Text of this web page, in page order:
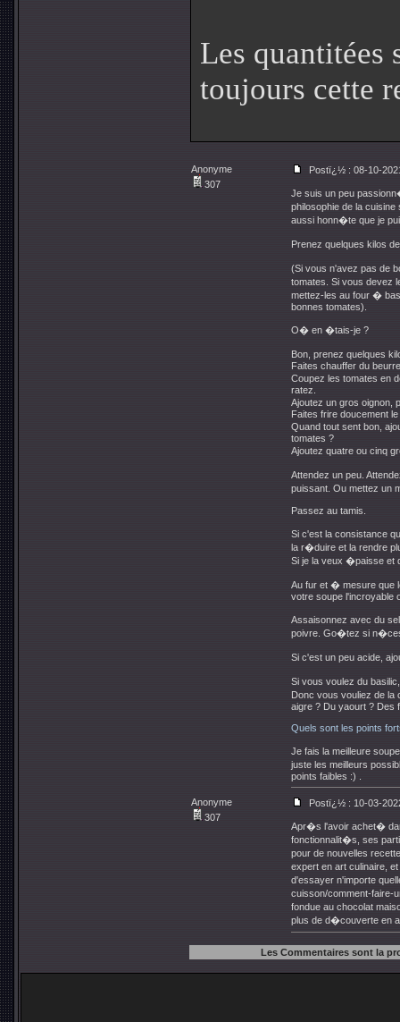
Les quantitées
toujours cette
Anonyme
307
Postï¿½ : 08-10-
Je suis un peu
philosophie de la
aussi honn�te que je
Prenez quelques kilos
(Si vous n'avez pas de
tomates. Si vous devez
mettez-les au four �
bonnes tomates).
O� en �tais-je ?
Bon, prenez quelques
Faites chauffer du
Coupez les tomates en
ratez.
Ajoutez un gros
Faites frire doucement le
Quand tout sent bon,
tomates ?
Ajoutez quatre ou cinq
Attendez un peu.
puissant. Ou mettez un
Passez au tamis.
Si c'est la consistance
la r�duire et la rendre
Si je la veux �paisse et
Au fur et � mesure que
votre soupe l'incroyable
Assaisonnez avec du
poivre. Go�tez si
Si c'est un peu acide,
Si vous voulez du
Donc vous vouliez de
aigre ? Du yaourt ? Des
Quels sont les points
Je fais la meilleure
juste les meilleurs
points faibles :) .
Anonyme
307
Postï¿½ : 10-03-
Apr�s l'avoir achet�
fonctionnalit�s, ses
pour de nouvelles
expert en art culinaire,
d'essayer n'importe
cuisson/comment-faire-
fondue au chocolat
plus de d�couverte en
Les Commentaires sont la